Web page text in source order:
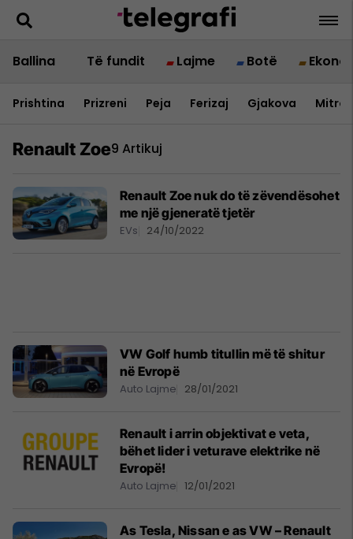
Ballina Të fundit Lajme Botë
Prishtina Prizreni Peja Ferizaj Gjakova
Renault Zoe9 Artikuj
Renault Zoe nuk do të zëvendësohet
me një gjeneratë tjetër
EVs 24/10/2022
VW Golf humb titullin më të shitur
në Evropë
Auto Lajme 28/01/2021
Renault i arrin objektivat e veta,
bëhet lider i veturave elektrike në
Evropë!
Auto Lajme 12/01/2021
As Tesla, Nissan e as VW – Renault